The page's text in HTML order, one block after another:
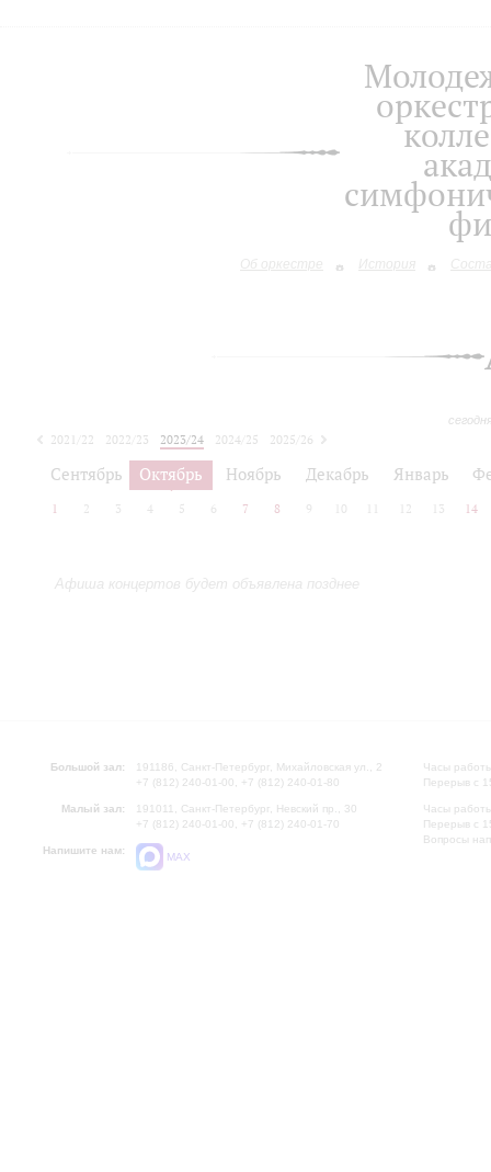
Об оркестре История
2021/22 2022/23 2023/24 2024/25
2025/26
Сентябрь Октябрь Ноябрь Декабрь Январь
1 2 3 4 5 6 7 8 9 10 12 13 14
Афиша концертов будет объявлена позднее
Большой зал:
191186, Санкт-Петербург, Михайловская ул., 2
+7 (812) 240-01-00, +7 (812) 240-01-80
Малый зал:
191011, Санкт-Петербург, Невский пр., 30
+7 (812) 240-01-00, +7 (812) 240-01-70
Напишите нам:
MAX
Часы
Перерыв с
Часы
Перерыв с
Вопросы